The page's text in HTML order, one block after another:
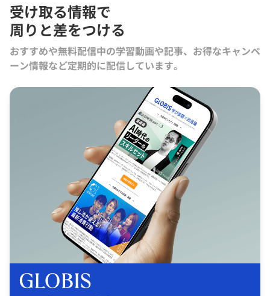
受け取る情報で
周りと差をつける
おすすめや無料配信中の学習動画や記事、お得なキャンペ
ーン情報など定期的に配信しています。